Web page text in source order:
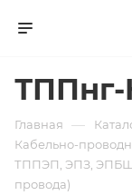
ТППнг-
Главная —
Кабельно-
ТППЭП, ЭПЗ,
провода)